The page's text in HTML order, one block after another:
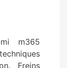
m365
Freins